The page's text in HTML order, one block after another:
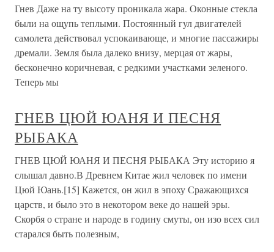
Гнев Даже на ту высоту проникала жара. Оконные стекла
были на ощупь теплыми. Постоянный гул двигателей
самолета действовал успокаивающе, и многие пассажиры
дремали. Земля была далеко внизу, мерцая от жары,
бесконечно коричневая, с редкими участками зеленого.
Теперь мы
ГНЕВ ЦЮЙ ЮАНЯ И ПЕСНЯ
РЫБАКА
ГНЕВ ЦЮЙ ЮАНЯ И ПЕСНЯ РЫБАКА Эту историю я
слышал давно.В Древнем Китае жил человек по имени
Цюй Юань.[15] Кажется, он жил в эпоху Сражающихся
царств, и было это в некотором веке до нашей эры.
Скорбя о стране и народе в годину смуты, он изо всех сил
старался быть полезным,